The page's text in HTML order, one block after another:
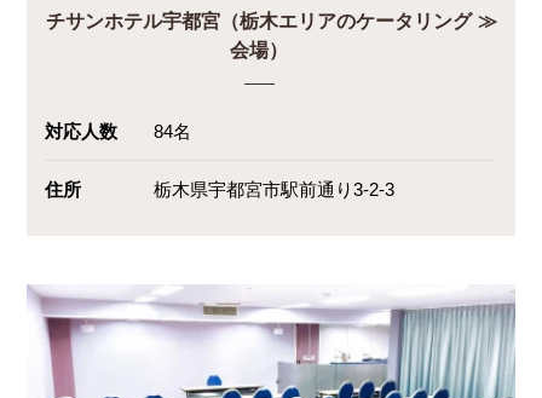
チサンホテル宇都宮（栃木エリアのケータリング
会場）
対応人数 84名
住所 栃木県宇都宮市駅前通り3-2-3